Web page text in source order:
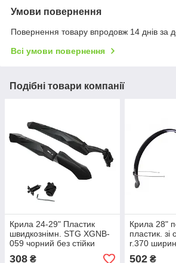
Умови повернення
Повернення товару впродовж 14 днів за
Всі умови повернення
Подібні товари компанії
Крила 24-29" Пластик
швидкознімн. STG XGNB-
059 чорний без стійки
(кріпл. на вилку та
308 ₴
Крила 28"
пластик. зі
r.370
FEITECH
502₴